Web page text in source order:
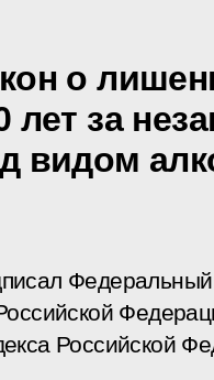
о
лет за
видом
Российской